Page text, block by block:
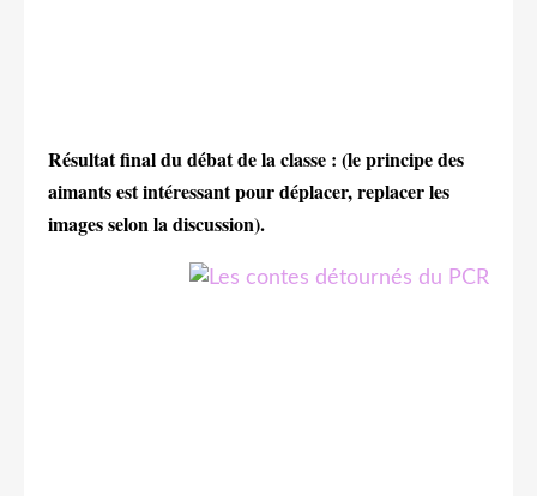
Résultat final du débat de la classe : (le principe des
aimants est intéressant pour déplacer, replacer les
images selon la discussion).